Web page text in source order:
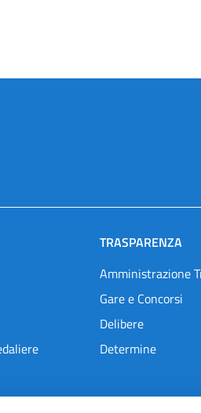
TRASPARENZA
Amministrazione
Gare e Concorsi
Delibere
Determine